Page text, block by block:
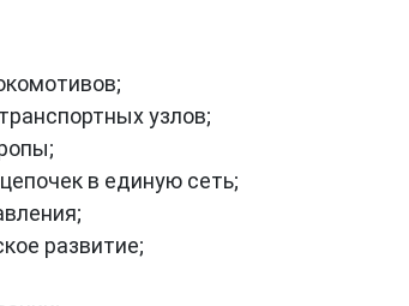
узлов;
в единую сеть;
развитие;